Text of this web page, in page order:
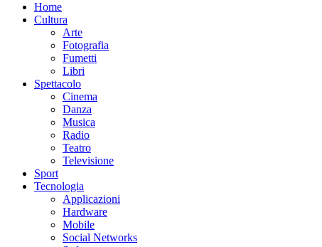
Home
Cultura
Arte
Fotografia
Fumetti
Libri
Spettacolo
Cinema
Danza
Musica
Radio
Teatro
Televisione
Sport
Tecnologia
Applicazioni
Hardware
Mobile
Social Networks